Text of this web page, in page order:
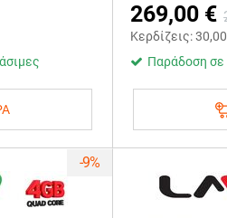
269,00 €
Κερδίζεις:30,00
Παράδοση σε
-9%